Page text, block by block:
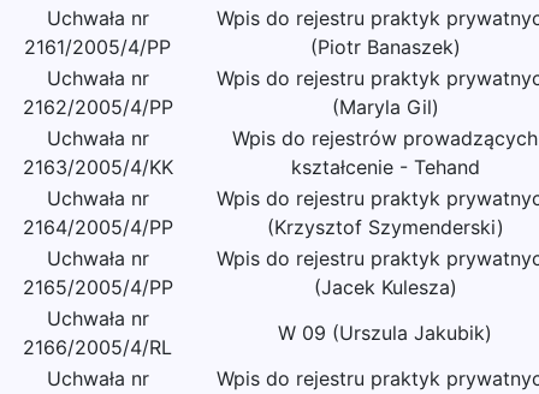
Uchwała nr
2161/2005/4/PP
Wpis do rejestru praktyk
(Piotr Banaszek)
Uchwała nr
2162/2005/4/PP
Wpis do rejestru praktyk
(Maryla Gil)
Uchwała nr
2163/2005/4/KK
Wpis do rejestrów prowadzących
kształcenie - Tehand
Uchwała nr
2164/2005/4/PP
Wpis do rejestru praktyk
(Krzysztof Szymenderski)
Uchwała nr
2165/2005/4/PP
Wpis do rejestru praktyk
(Jacek Kulesza)
Uchwała nr
2166/2005/4/RL
W 09 (Urszula Jakubik)
Uchwała nr
Wpis do rejestru praktyk